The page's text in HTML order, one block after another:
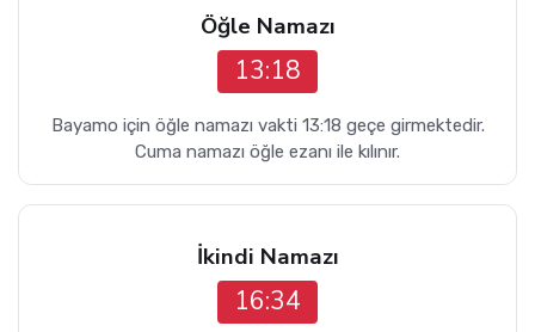
Öğle Namazı
13:18
Bayamo için öğle namazı vakti 13:18 geçe girmektedir.
Cuma namazı öğle ezanı ile kılınır.
İkindi Namazı
16:34